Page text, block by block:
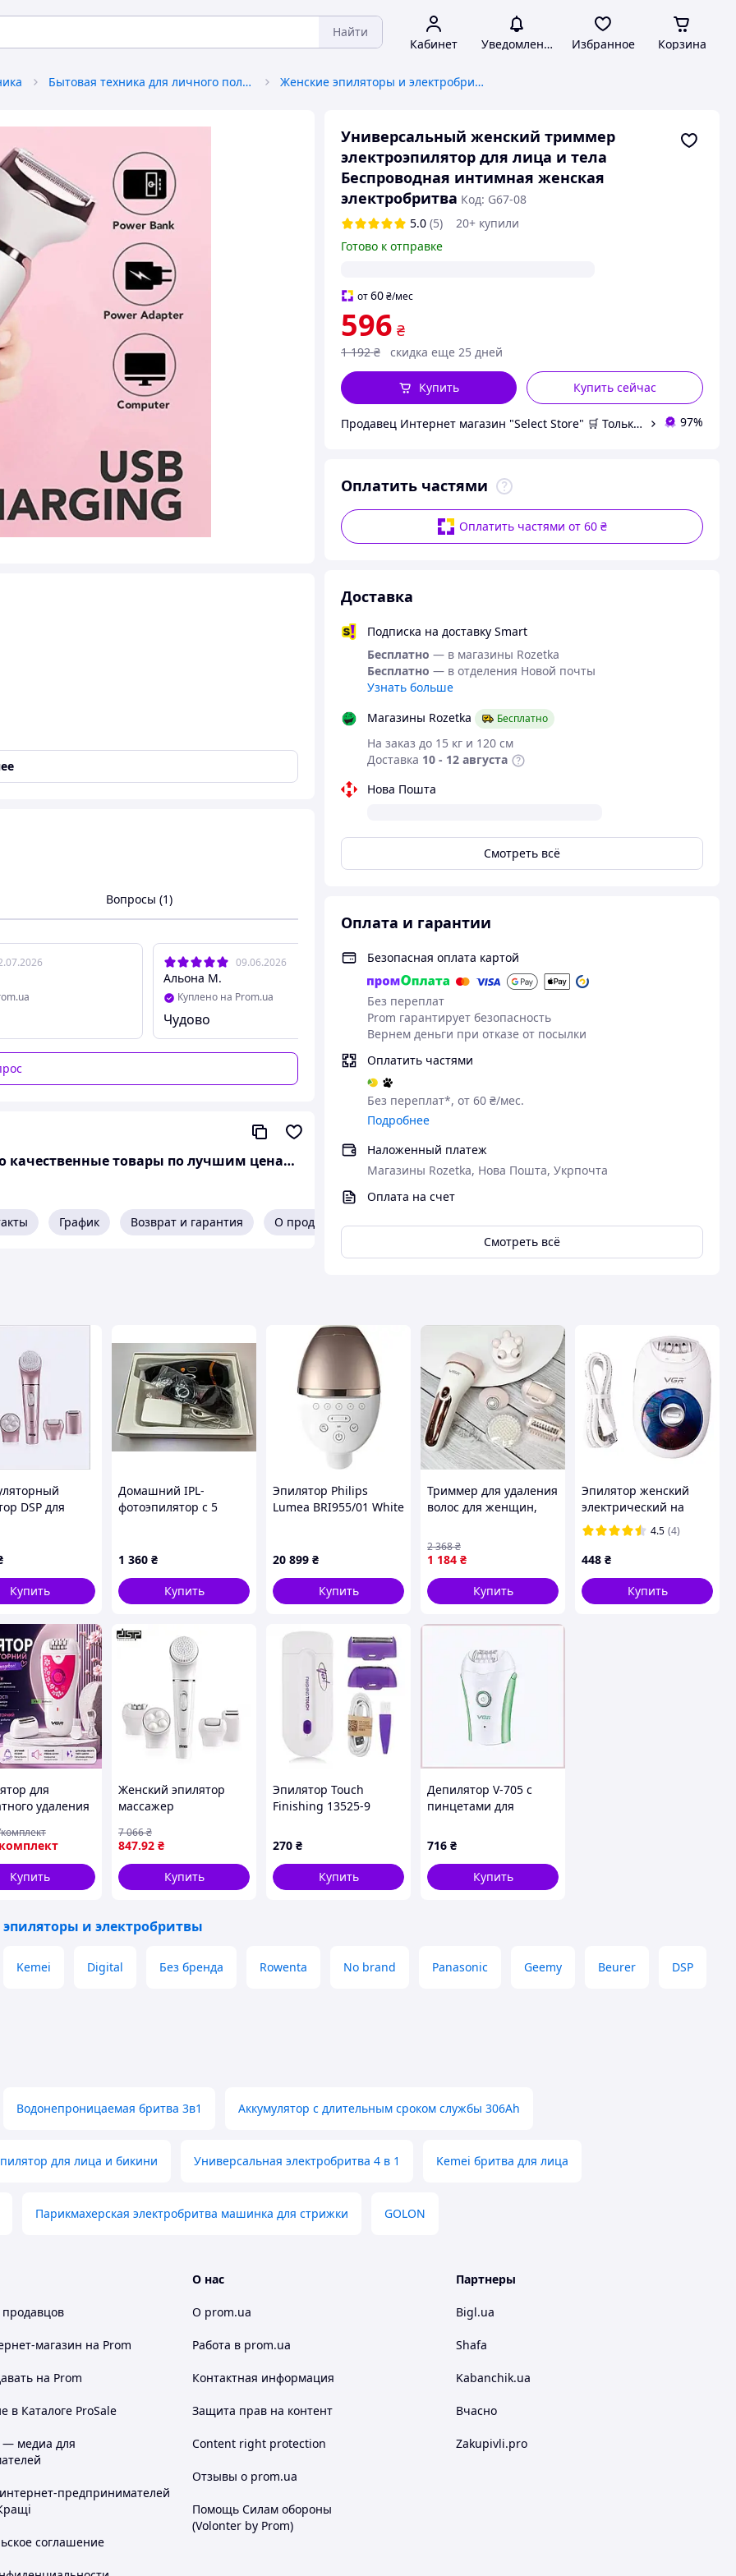
Найти
Кабинет Уведомления Избранное Корзина
Бытовая техника для личного пользования Женские эпиляторы и электробритвы
Универсальный женский триммер
электроэпилятор для лица и тела
Беспроводная интимная женская
электробритва Код: G67-08
5.0 (5)
20+ купили
Готово к отправке
от60 ₴/мес
596 ₴
1 192 ₴ скидка еще 25 дней
Купить сейчас
Купить
Продавец Интернет магазин "Select Store" 🛒 Только качественные товары по лучшим ценам ✅ 97%
Оплатить частями
Оплатить частями от 60 ₴
Доставка
Подписка на доставку Smart
Бесплатно — в магазины Rozetka
Бесплатно — в отделения Новой почты
Узнать больше
Магазины Rozetka
Бесплатно
На заказ до 15 кг и 120 см
Доставка 10 - 12 августа
Нова Пошта
Смотреть всё
Оплата и гарантии
Безопасная оплата картой
Без переплат
Prom гарантирует безопасность
Вернем деньги при отказе от посылки
Оплатить частями
Без переплат*, от 60 ₴/мес.
Подробнее
Наложенный платеж
Магазины Rozetka, Нова Пошта, Укрпочта
Оплата на счет
Смотреть всё
електроепілятор для обличчя та тіла
безопасная
4в1 для женщин
насадки для мгновенного
зоны бикини, носа, бровей и т. д., обеспечивая
более гладкой.
идеальным подарком для вашей девушки и
элегантной женской бритвой.
60 минут, эффективна и проста в
Вопросы (1)
09.06.2026
Альона М.
Куплено на Prom.ua
Чудово
05.08.2026
Наталія Д.
Куплено на Prom.ua
Чудово
Интернет магазин "Select Store" 🛒 Только качественные товары по лучшим ценам ✅
График Возврат и гарантия О продавце
DSP для
Купить
Домашний IPL-
фотоэпилятор с 5
1 360 ₴
Купить
Эпилятор Philips
Lumea BRI955/01 White
20 899 ₴
Купить
Триммер для удаления
волос для женщин,
эпилятор для
депиляции, Триммер
стрижки женские,
XMU
1 184 ₴
2 368₴
Купить
Эпилятор женский
электрический на
аккумуляторе VGR 2
скорости
4.5 (4)
448 ₴
Купить
для
удаления
,
эпилятор
, EWD
Купить
Женский эпилятор
массажер
5 в 1 на аккумуляторе
DSP 70153A Белый
847.92 ₴
7 066₴
Купить
Эпилятор Touch
Finishing 13525-9
270 ₴
Купить
Депилятор V-705 с
пинцетами для
2B49476T1
716 ₴
Купить
и электробритвы
Kemei Digital Без бренда Rowenta No brand Panasonic Geemy Beurer DSP
Водонепроницаемая бритва 3в1 Аккумулятор с длительным сроком службы 306Ah
для лица и бикини Универсальная электробритва 4 в 1 Kemei бритва для лица
Парикмахерская электробритва машинка для стрижки GOLON
магазин на Prom
на Prom
в Каталоге ProSale
— медиа для
предпринимателей
соглашение
О нас
О prom.ua
Работа в prom.ua
Контактная информация
Защита прав на контент
Content right protection
Отзывы о prom.ua
Помощь Силам обороны
(Volonter by Prom)
Партнеры
Bigl.ua
Shafa
Kabanchik.ua
Вчасно
Zakupivli.pro